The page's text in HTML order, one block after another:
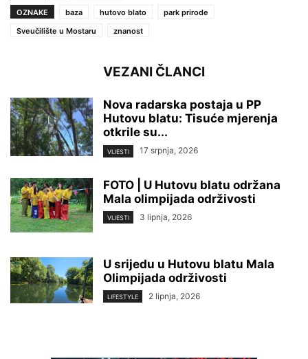
OZNAKE
baza hutovo blato
park prirode
Sveučilište u Mostaru
znanost
VEZANI ČLANCI
Nova radarska postaja u PP
Hutovu blatu: Tisuće mjerenja
otkrile su...
VIJESTI 17 srpnja, 2026
FOTO | U Hutovu blatu održana
Mala olimpijada održivosti
VIJESTI 3 lipnja, 2026
U srijedu u Hutovu blatu Mala
Olimpijada održivosti
LIFESTYLE 2 lipnja, 2026